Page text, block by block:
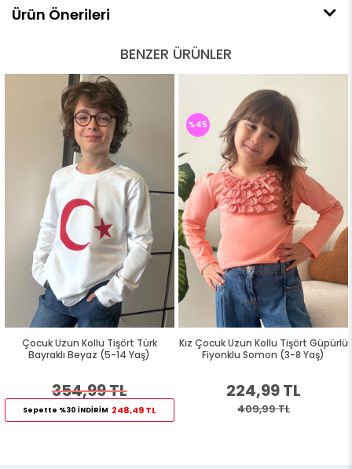
Ürün Önerileri
BENZER ÜRÜNLER
Çocuk Uzun Kollu Tişört Türk
Bayraklı Beyaz (5-14 Yaş)
354,99 TL
Sepette %30 İNDİRİM 248,49 TL
Kız Çocuk Uzun Kollu Tişört Güpürlü
Fiyonklu Somon (3-8 Yaş)
224,99 TL
409,99 TL
%45